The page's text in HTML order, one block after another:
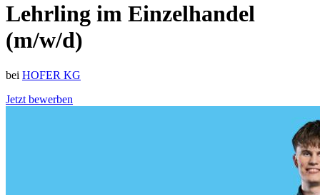
Lehrling im Einzelhandel
(m/w/d)
bei HOFER KG
Jetzt bewerben